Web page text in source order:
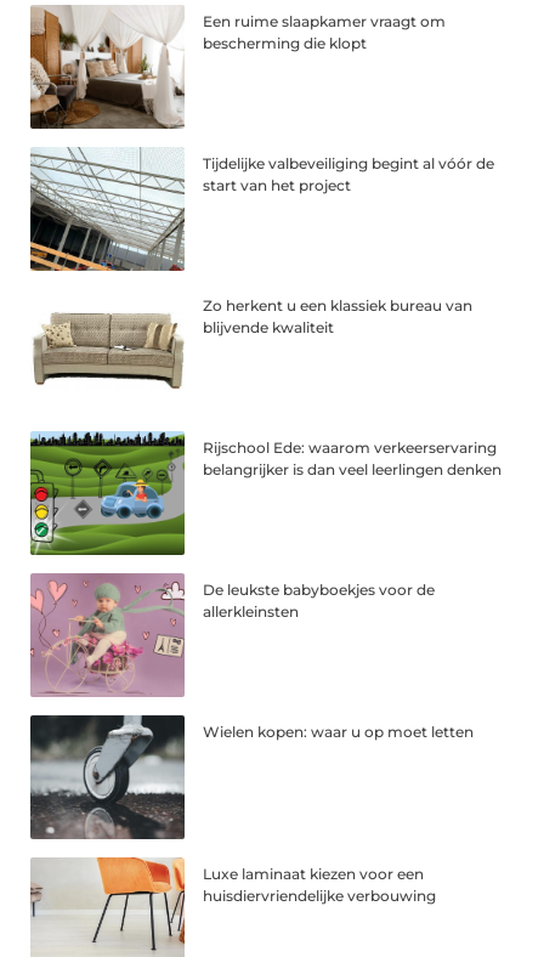
Een ruime slaapkamer vraagt om
bescherming die klopt
Tijdelijke valbeveiliging begint al vóór de
start van het project
Zo herkent u een klassiek bureau van
blijvende kwaliteit
Rijschool Ede: waarom verkeerservaring
belangrijker is dan veel leerlingen denken
De leukste babyboekjes voor de
allerkleinsten
Wielen kopen: waar u op moet letten
Luxe laminaat kiezen voor een
huisdiervriendelijke verbouwing